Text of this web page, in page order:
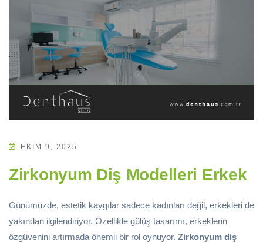
EKIM 9, 2025
Zirkonyum Diş Modelleri Erkek
Günümüzde, estetik kaygılar sadece kadınları değil, erkekleri de
yakından ilgilendiriyor. Özellikle gülüş tasarımı, erkeklerin
özgüvenini artırmada önemli bir rol oynuyor. Zirkonyum diş